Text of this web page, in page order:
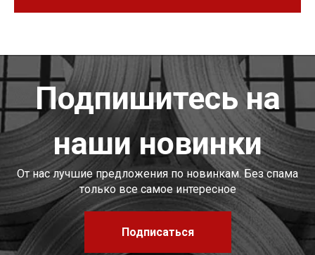
Подпишитесь на
наши новинки
От нас лучшие предложения по новинкам. Без спама
только все самое интересное
Подписаться